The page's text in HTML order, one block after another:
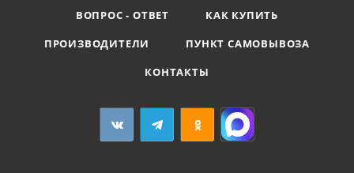
ВОПРОС - ОТВЕТ
КАК КУПИТЬ
ПРОИЗВОДИТЕЛИ
ПУНКТ САМОВЫВОЗА
КОНТАКТЫ